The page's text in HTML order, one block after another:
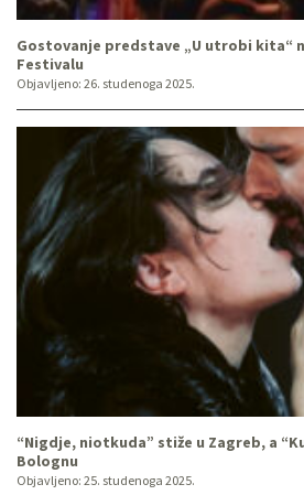
Gostovanje predstave „U utrobi kita“
Festivalu
Objavljeno: 26. studenoga 2025.
“Nigdje, niotkuda” stiže u Zagreb, a
Bolognu
Objavljeno: 25. studenoga 2025.